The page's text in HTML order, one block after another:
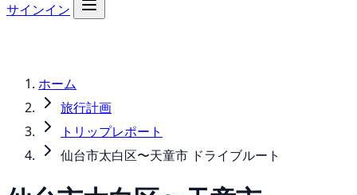
サインイン
ホーム
旅行計画
トリップレポート
仙台市太白区〜天童市 ドライブルート